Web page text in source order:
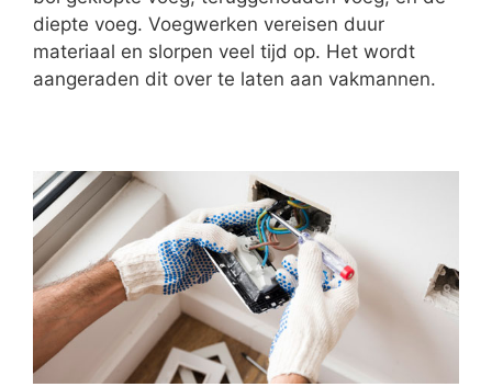
diepte voeg. Voegwerken vereisen duur
materiaal en slorpen veel tijd op. Het wordt
aangeraden dit over te laten aan vakmannen.